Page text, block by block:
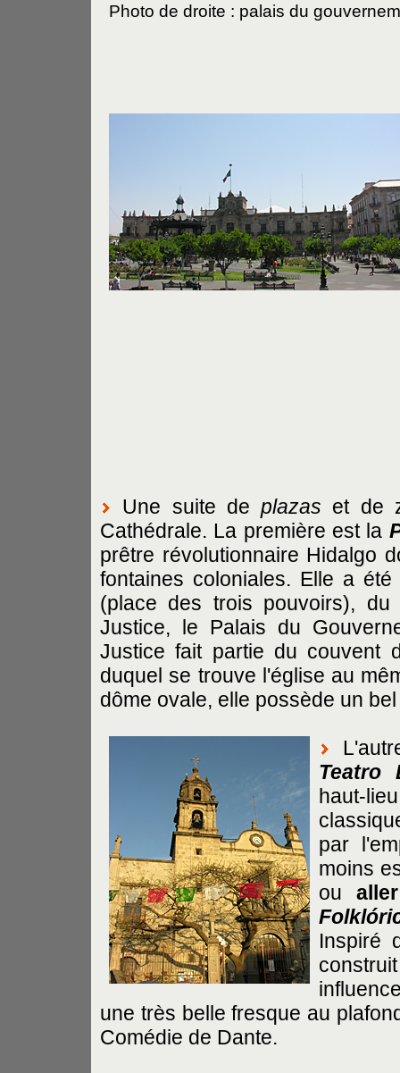
Photo de droite : palais du
Une suite deplazas et de
Cathédrale. La première est la
prêtre révolutionnaire Hidalgo
fontaines coloniales. Elle a été
(place des trois pouvoirs),
Justice, le Palais du
Justice fait partie du couvent
duquel se trouve l'église au
dôme ovale, elle possède un
Teatro
haut-
par
moins
ou
Inspiré
une très belle fresque au
Comédie de Dante.